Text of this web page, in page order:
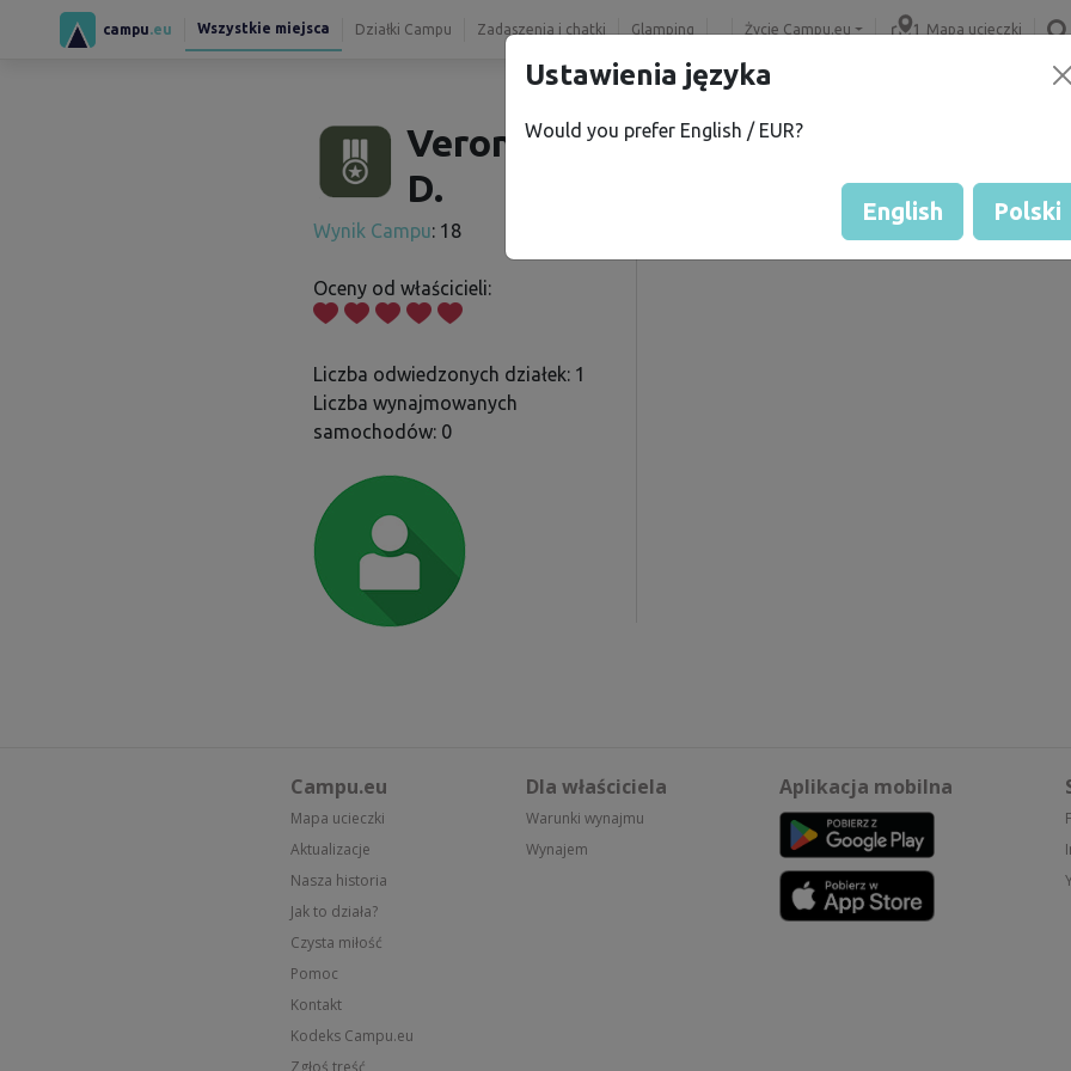
campu .eu Wszystkie miejsca Działki Campu Zadaszenia i chatki Glamping Życie Campu.eu Mapa ucieczki
Veronika
D.
Wynik Campu: 18
Oceny od właścicieli:
Liczba odwiedzonych działek: 1
Liczba wynajmowanych
samochodów: 0
Campu.eu
Mapa ucieczki
Aktualizacje
Nasza historia
Jak to działa?
Czysta miłość
Pomoc
Kontakt
Kodeks Campu.eu
Zgłoś treść
Dla właściciela
Warunki wynajmu
Wynajem
Aplikacja mobilna
Ustawienia języka
Would you prefer English / EUR?
English Polski